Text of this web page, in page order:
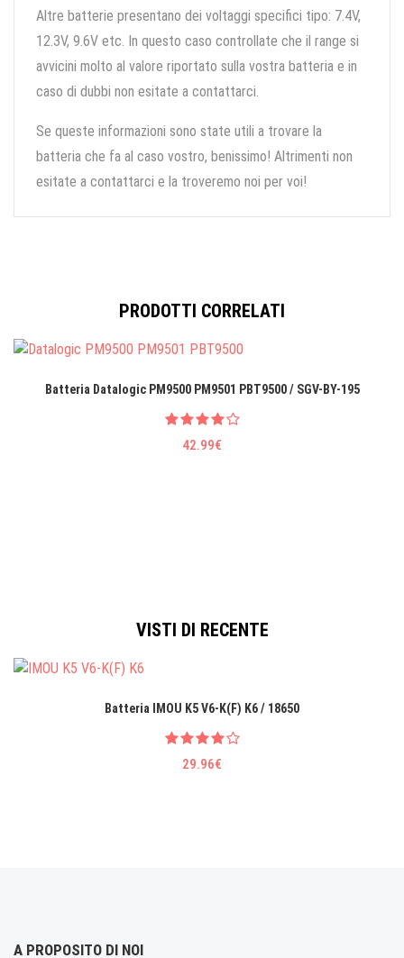
Altre batterie presentano dei voltaggi specifici tipo: 7.4V,
12.3V, 9.6V etc. In questo caso controllate che il range si
avvicini molto al valore riportato sulla vostra batteria e in
caso di dubbi non esitate a contattarci.
Se queste informazioni sono state utili a trovare la
batteria che fa al caso vostro, benissimo! Altrimenti non
esitate a contattarci e la troveremo noi per voi!
PRODOTTI CORRELATI
Batteria Datalogic PM9500 PM9501 PBT9500 / SGV-BY-195
42.99€
VISTI DI RECENTE
Batteria IMOU K5 V6-K(F) K6 / 18650
29.96€
A PROPOSITO DI NOI